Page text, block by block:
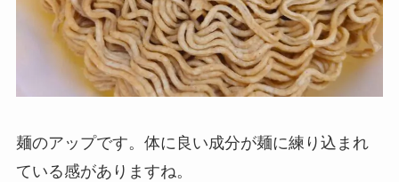
麺のアップです。体に良い成分が麺に練り込まれ
ている感がありますね。